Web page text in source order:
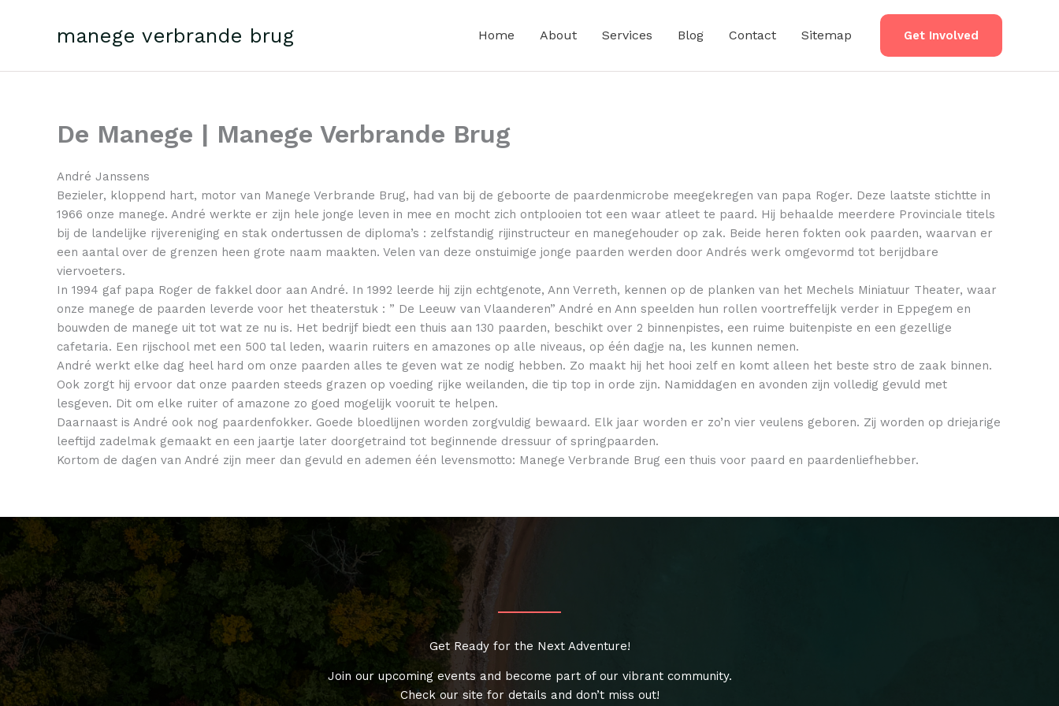
manege verbrande brug Home About Services Blog Contact Sitemap Get Involved
De Manege | Manege Verbrande Brug
André Janssens
Bezieler, kloppend hart, motor van Manege Verbrande Brug, had van bij de geboorte de paardenmicrobe meegekregen van papa Roger. Deze laatste stichtte in
1966 onze manege. André werkte er zijn hele jonge leven in mee en mocht zich ontplooien tot een waar atleet te paard. Hij behaalde meerdere Provinciale titels
bij de landelijke rijvereniging en stak ondertussen de diploma’s : zelfstandig rijinstructeur en manegehouder op zak. Beide heren fokten ook paarden, waarvan er
een aantal over de grenzen heen grote naam maakten. Velen van deze onstuimige jonge paarden werden door Andrés werk omgevormd tot berijdbare
viervoeters.
In 1994 gaf papa Roger de fakkel door aan André. In 1992 leerde hij zijn echtgenote, Ann Verreth, kennen op de planken van het Mechels Miniatuur Theater, waar
onze manege de paarden leverde voor het theaterstuk : ” De Leeuw van Vlaanderen” André en Ann speelden hun rollen voortreffelijk verder in Eppegem en
bouwden de manege uit tot wat ze nu is. Het bedrijf biedt een thuis aan 130 paarden, beschikt over 2 binnenpistes, een ruime buitenpiste en een gezellige
cafetaria. Een rijschool met een 500 tal leden, waarin ruiters en amazones op alle niveaus, op één dagje na, les kunnen nemen.
André werkt elke dag heel hard om onze paarden alles te geven wat ze nodig hebben. Zo maakt hij het hooi zelf en komt alleen het beste stro de zaak binnen.
Ook zorgt hij ervoor dat onze paarden steeds grazen op voeding rijke weilanden, die tip top in orde zijn. Namiddagen en avonden zijn volledig gevuld met
lesgeven. Dit om elke ruiter of amazone zo goed mogelijk vooruit te helpen.
Daarnaast is André ook nog paardenfokker. Goede bloedlijnen worden zorgvuldig bewaard. Elk jaar worden er zo’n vier veulens geboren. Zij worden op driejarige
leeftijd zadelmak gemaakt en een jaartje later doorgetraind tot beginnende dressuur of springpaarden.
Kortom de dagen van André zijn meer dan gevuld en ademen één levensmotto: Manege Verbrande Brug een thuis voor paard en paardenliefhebber.
Get Ready for the Next Adventure!
Join our upcoming events and become part of our vibrant community.
Check our site for details and don’t miss out!